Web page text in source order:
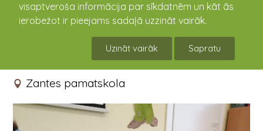
visaptveroša informācija par sīkdatnēm un kāt ās
ierobežot ir pieejams sadaļā uzzināt vairāk.
Uzināt vairāk Sapratu
Sveču diena jauktajā
pirmsskolas grupā
Zantes pamatskola